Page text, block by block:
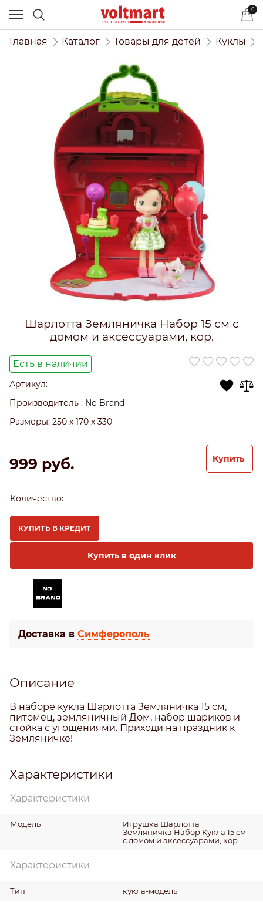
0
Главная Каталог Товары для детей Куклы
Шарлотта Земляничка Набор 15 см с
домом и аксессуарами, кор.
Есть в наличии
Артикул:
Производитель : No Brand
Размеры: 250 x 170 x 330
999 руб. Купить
Количество:
КУПИТЬ В КРЕДИТ
Купить в один клик
Доставка в Симферополь
Описание
В наборе кукла Шарлотта Земляничка 15 см,
питомец, земляничный Дом, набор шариков и
стойка с угощениями. Приходи на праздник к
Земляничке!
Характеристики
Характеристики
Модель
Игрушка Шарлотта
Земляничка Набор Кукла 15 см
с домом и аксессуарами, кор.
Характеристики
Тип кукла-модель